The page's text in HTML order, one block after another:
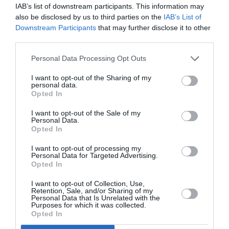
IAB’s list of downstream participants. This information may
also be disclosed by us to third parties on the IAB’s List of
Downstream Participants that may further disclose it to other
Personal Data Processing Opt Outs
I want to opt-out of the Sharing of my
personal data.
Opted In
I want to opt-out of the Sale of my
Personal Data.
Opted In
I want to opt-out of processing my
Personal Data for Targeted Advertising.
Opted In
I want to opt-out of Collection, Use,
Retention, Sale, and/or Sharing of my
Personal Data that Is Unrelated with the
Purposes for which it was collected.
Opted In
Βασιλικό Θέατρο, Λ. Μεγ. Αλεξάνδρου, Θεσσαλονίκη
Βασιλικό Θέατρο
Προπώληση:
Ταμεία ΚΘΒΕ, τηλ.: 2315 200 200: Βασιλικό Θέατρο
(Πλατεία Λευκού Πύργου) και Εκδοτήριο ΚΘΒΕ
Πλατείας Αριστοτέλους
Πληροφορίες / Κρατήσεις:
www.ntng.gr
Ακολουθήστε το Culturenow.gr στο Google News
Δείτε όλα τατελευταία νέαγια την Τέχνη και τον
Πολιτισμό στοCulturenow.gr